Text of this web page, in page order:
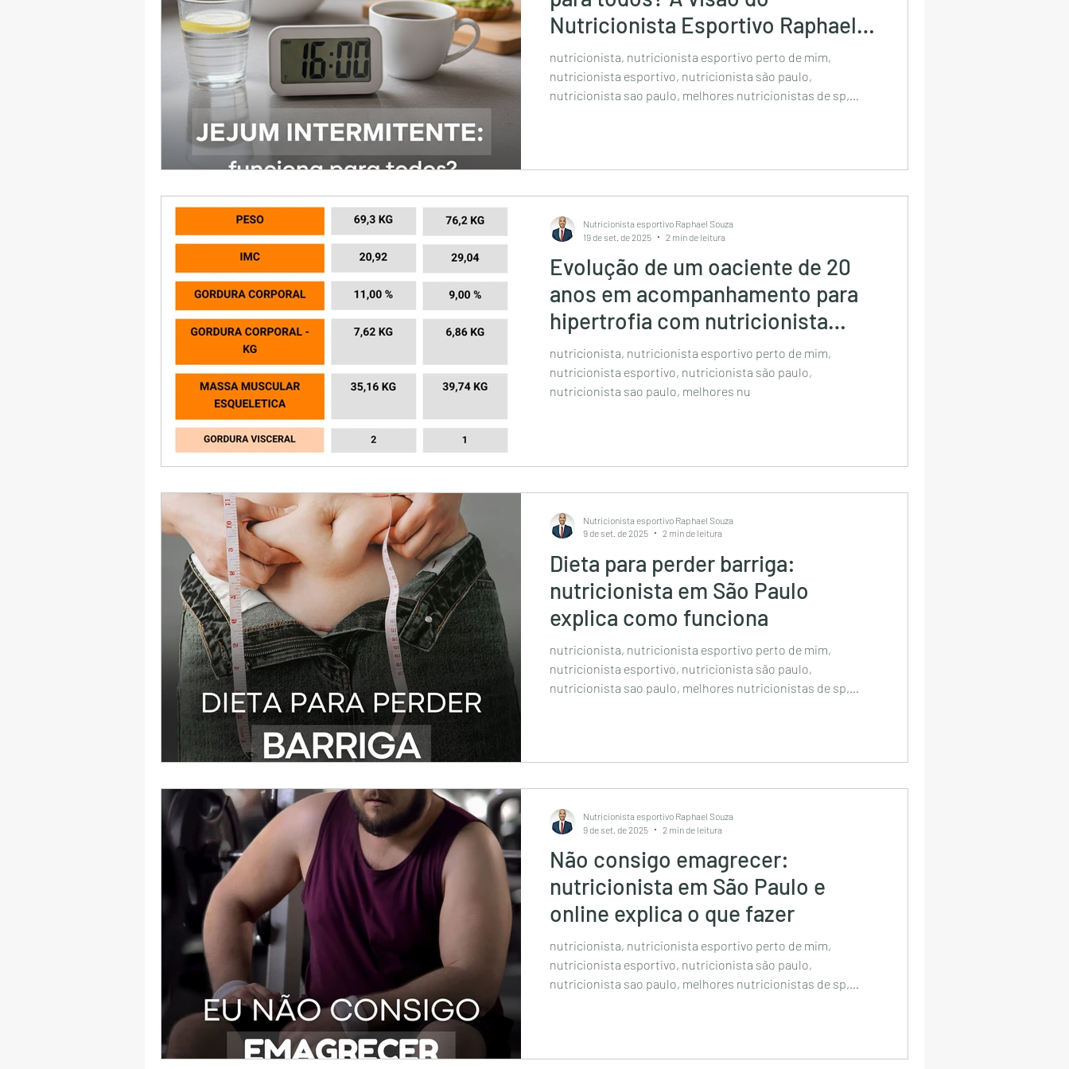
Nutricionista Esportivo Raphael
Souza
nutricionista, nutricionista esportivo perto de mim,
nutricionista esportivo, nutricionista são paulo,
nutricionista sao paulo, melhores nutricionistas de sp,
esportivo av paulista, melhor nutricionista de sp,
Evolução de um oaciente de 20
anos em acompanhamento para
hipertrofia com nutricionista
esportivo
nutricionista, nutricionista esportivo perto de mim,
nutricionista esportivo, nutricionista são paulo,
nutricionista sao paulo, melhores nu
Nutricionista esportivo Raphael Souza
19 de set. de 2025
2 min de leitura
Dieta para perder barriga:
nutricionista em São Paulo
explica como funciona
nutricionista, nutricionista esportivo perto de mim,
nutricionista esportivo, nutricionista são paulo,
nutricionista sao paulo, melhores nutricionistas de sp,
sp, nutricionista em sao paulo, nutricionista
Nutricionista esportivo Raphael Souza
9 de set. de 2025
2 min de leitura
Não consigo emagrecer:
nutricionista em São Paulo e
online explica o que fazer
nutricionista, nutricionista esportivo perto de mim,
nutricionista esportivo, nutricionista são paulo,
nutricionista sao paulo, melhores nutricionistas de sp,
sp, nutricionista em sao paulo, nutricionista
Nutricionista esportivo Raphael Souza
9 de set. de 2025
2 min de leitura